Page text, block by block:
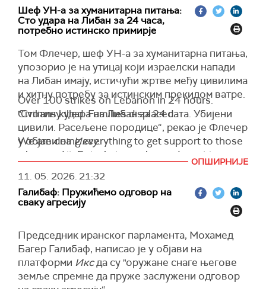
Шеф УН-a за хуманитарна питања:
Сто удара на Либан за 24 часа,
потребно истинско примирје
Том Флечер, шеф УН-a за хуманитарна питања,
упозорио је на утицај који израелски напади
на Либан имају, истичући жртве међу цивилима
и хитну потребу за истинским прекидом ватре.
"Стотину удара на Либан за 24 сата. Убијени
цивили. Расељене породице“, рекао је Флечер
у објави наИксу.
Флечер, заменик генералног секретара УН за
хуманитарна питања и координатор за хитну
помоћ, рекао је да су напори за пружање
помоћи у току, али да не могу заменити крај
Over 100 strikes on Lebanon in 24 hours.
Civilians killed. Families displaced.
We are doing everything to get support to those
who need it. But what people need most is a
— Tom Fletcher (@UNReliefChief) May 11, 2026
ОПШИРНИЈЕ
11. 05. 2026.21:32
Галибаф: Пружићемо одговор на
сваку агресију
Председник иранског парламента, Мохамед
Багер Галибаф, написао је у објави на
платформи Иксда су "оружане снаге његове
земље спремне да пруже заслужени одговор